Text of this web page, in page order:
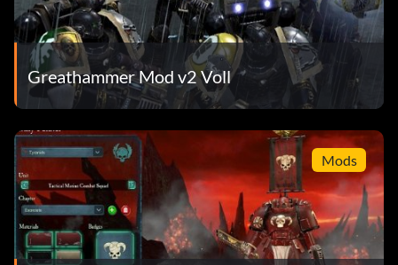
Greathammer Mod v2 Voll
Mods